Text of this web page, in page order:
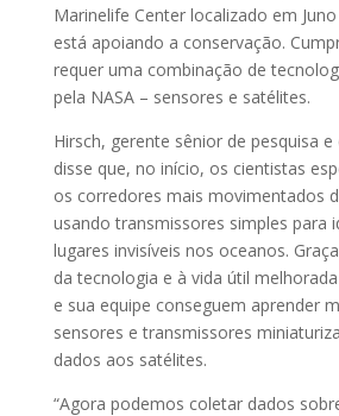
Marinelife Center localizado em
está apoiando a conservação.
requer uma combinação de
pela NASA – sensores e satélites.
Hirsch, gerente sênior de pesquisa
disse que, no início, os cientistas
os corredores mais movimentados
usando transmissores simples para
lugares invisíveis nos oceanos.
da tecnologia e à vida útil
e sua equipe conseguem aprender
sensores e transmissores
dados aos satélites.
“Agora podemos coletar dados